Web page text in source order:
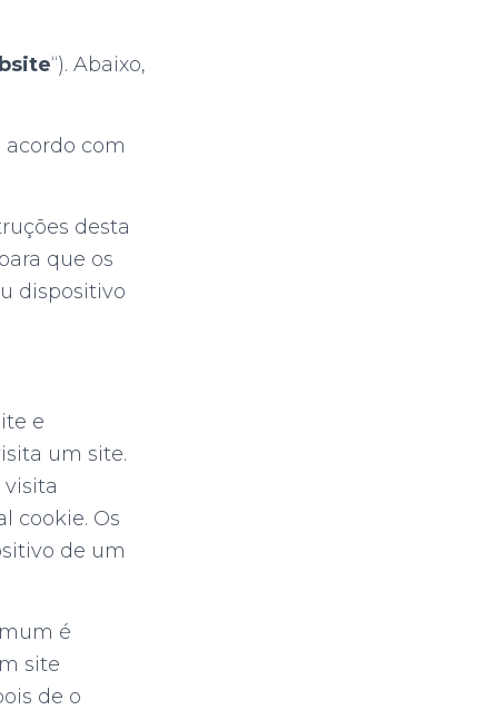
“). Abaixo,
com
desta
que os
dispositivo
e
um site.
cookie. Os
de um
é
site
de o